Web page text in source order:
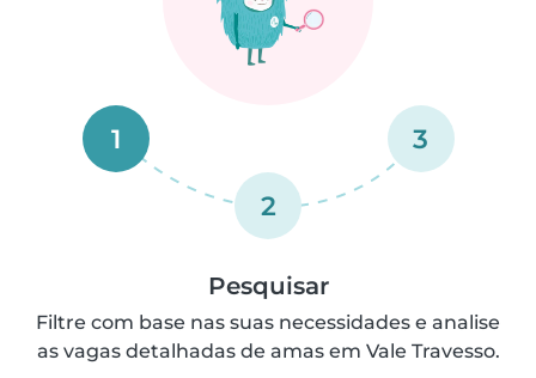
1
2
3
Pesquisar
Filtre com base nas suas necessidades e analise
as vagas detalhadas de amas em Vale Travesso.